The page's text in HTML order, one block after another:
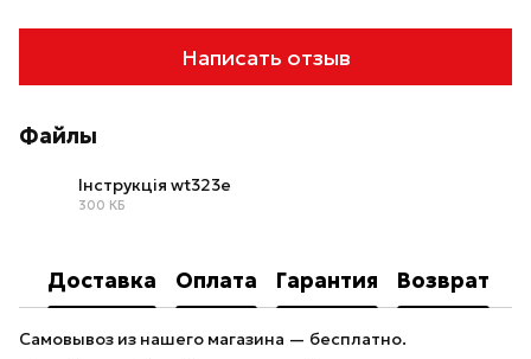
Написать отзыв
Файлы
Інструкція wt323e
300 КБ
Доставка Оплата Гарантия Возврат
Самовывоз из нашего магазина — бесплатно.